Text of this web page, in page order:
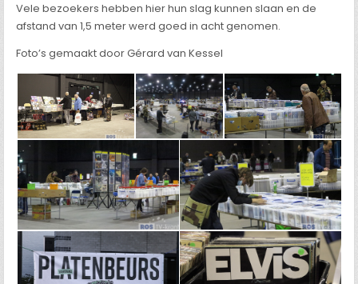
Vele bezoekers hebben hier hun slag kunnen slaan en de
afstand van 1,5 meter werd goed in acht genomen.
Foto’s gemaakt door Gérard van Kessel